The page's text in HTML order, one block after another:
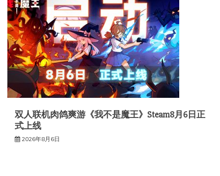
双人联机肉鸽爽游《我不是魔王》Steam8月6日正
式上线
2026年8月6日